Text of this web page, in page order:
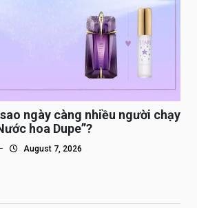
ngày càng nhiều người chạy
hoa Dupe”?
August 7, 2026